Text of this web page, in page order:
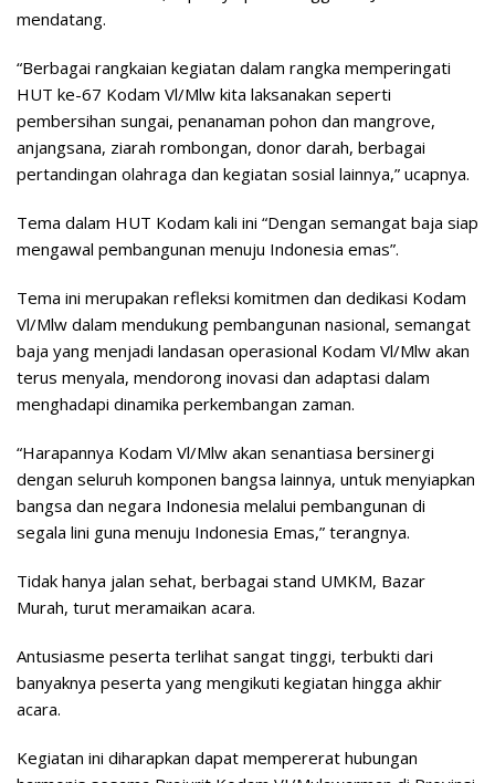
mendatang.
“Berbagai rangkaian kegiatan dalam rangka memperingati
HUT ke-67 Kodam Vl/Mlw kita laksanakan seperti
pembersihan sungai, penanaman pohon dan mangrove,
anjangsana, ziarah rombongan, donor darah, berbagai
pertandingan olahraga dan kegiatan sosial lainnya,” ucapnya.
Tema dalam HUT Kodam kali ini “Dengan semangat baja siap
mengawal pembangunan menuju Indonesia emas”.
Tema ini merupakan refleksi komitmen dan dedikasi Kodam
Vl/Mlw dalam mendukung pembangunan nasional, semangat
baja yang menjadi landasan operasional Kodam Vl/Mlw akan
terus menyala, mendorong inovasi dan adaptasi dalam
menghadapi dinamika perkembangan zaman.
“Harapannya Kodam Vl/Mlw akan senantiasa bersinergi
dengan seluruh komponen bangsa lainnya, untuk menyiapkan
bangsa dan negara Indonesia melalui pembangunan di
segala lini guna menuju Indonesia Emas,” terangnya.
Tidak hanya jalan sehat, berbagai stand UMKM, Bazar
Murah, turut meramaikan acara.
Antusiasme peserta terlihat sangat tinggi, terbukti dari
banyaknya peserta yang mengikuti kegiatan hingga akhir
acara.
Kegiatan ini diharapkan dapat mempererat hubungan